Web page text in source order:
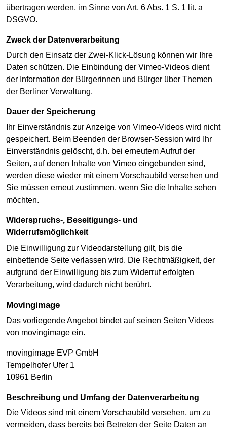
übertragen werden, im Sinne von Art. 6 Abs. 1 S. 1 lit. a
DSGVO.
Zweck der Datenverarbeitung
Durch den Einsatz der Zwei-Klick-Lösung können wir Ihre
Daten schützen. Die Einbindung der Vimeo-Videos dient
der Information der Bürgerinnen und Bürger über Themen
der Berliner Verwaltung.
Dauer der Speicherung
Ihr Einverständnis zur Anzeige von Vimeo-Videos wird nicht
gespeichert. Beim Beenden der Browser-Session wird Ihr
Einverständnis gelöscht, d.h. bei erneutem Aufruf der
Seiten, auf denen Inhalte von Vimeo eingebunden sind,
werden diese wieder mit einem Vorschaubild versehen und
Sie müssen erneut zustimmen, wenn Sie die Inhalte sehen
möchten.
Widerspruchs-, Beseitigungs- und
Widerrufsmöglichkeit
Die Einwilligung zur Videodarstellung gilt, bis die
einbettende Seite verlassen wird. Die Rechtmäßigkeit, der
aufgrund der Einwilligung bis zum Widerruf erfolgten
Verarbeitung, wird dadurch nicht berührt.
movingimage
Das vorliegende Angebot bindet auf seinen Seiten Videos
von movingimage ein.
movingimage EVP GmbH
Tempelhofer Ufer 1
10961 Berlin
Beschreibung und Umfang der Datenverarbeitung
Die Videos sind mit einem Vorschaubild versehen, um zu
vermeiden, dass bereits bei Betreten der Seite Daten an